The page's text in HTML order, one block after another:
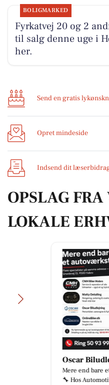
BOLIGMARKED
Fyrkatvej 20 og 2
til salg denne uge i
her.
Send en gratis
Opret mindeside
Indsend dit
OPSLAG FRA
LOKALE
Oscar
Mere end bare
🔧 Hos